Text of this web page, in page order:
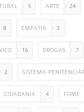
5 ARTE 24
8 EMPATIA 3
16 DROGAS 7
2 SISTEMA
CIDADANIA 4 FOME